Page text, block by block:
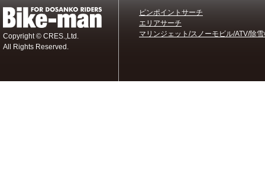
Copyright © CRES.,Ltd.
All Rights Reserved.
ピンポイントサーチ
エリアサーチ
マリンジェット/スノーモビル/ATV/除